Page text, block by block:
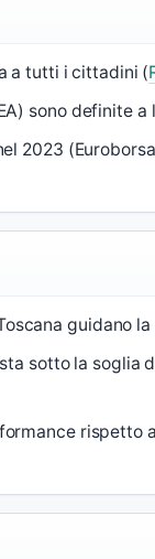
a tutti i cittadini (
sono definite a
2023
guidano
sotto la
rispetto